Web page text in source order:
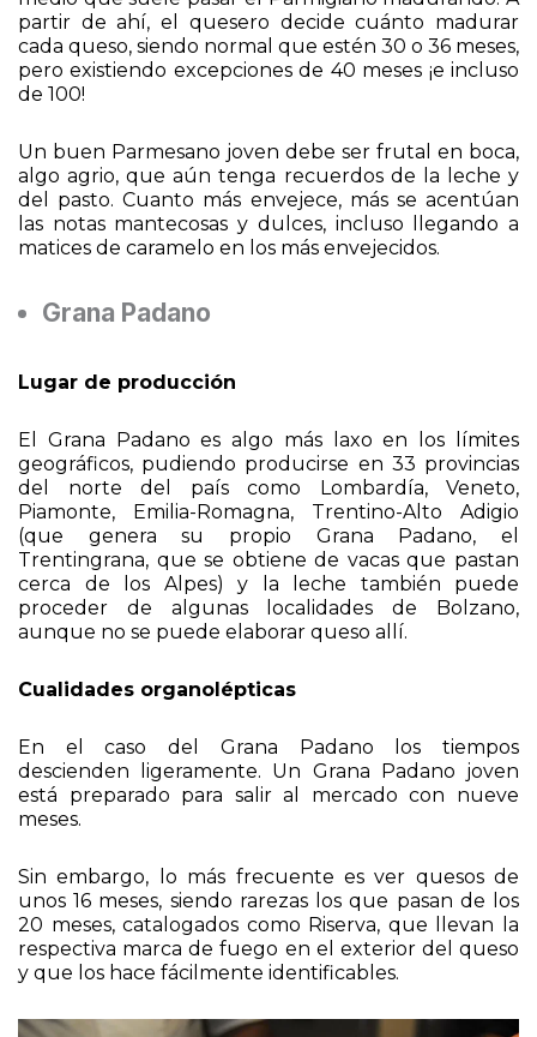
Más común es el de 24 meses, que es el tiempo
medio que suele pasar el Parmigiano madurando. A
partir de ahí, el quesero decide cuánto madurar
cada queso, siendo normal que estén 30 o 36 meses,
pero existiendo excepciones de 40 meses ¡e incluso
Un buen Parmesano joven debe ser frutal en boca,
algo agrio, que aún tenga recuerdos de la leche y
del pasto. Cuanto más envejece, más se acentúan
las notas mantecosas y dulces, incluso llegando a
El Grana Padano es algo más laxo en los límites
geográficos, pudiendo producirse en 33 provincias
del norte del país como Lombardía, Veneto,
Piamonte, Emilia-Romagna, Trentino-Alto Adigio
(que genera su propio Grana Padano, el
Trentingrana, que se obtiene de vacas que pastan
cerca de los Alpes) y la leche también puede
proceder de algunas localidades de Bolzano,
En el caso del Grana Padano los tiempos
descienden ligeramente. Un Grana Padano joven
está preparado para salir al mercado con nueve
Sin embargo, lo más frecuente es ver quesos de
unos 16 meses, siendo rarezas los que pasan de los
20 meses, catalogados como Riserva, que llevan la
respectiva marca de fuego en el exterior del queso